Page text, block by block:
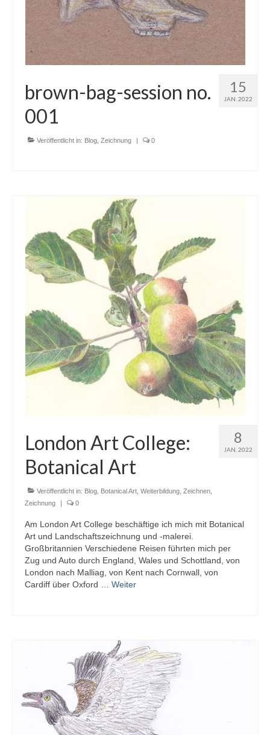
15
JAN. 2022
brown-bag-session no.
001
Veröffentlicht in: Blog Zeichnung | 0
8
JAN. 2022
London Art College:
Botanical Art
Veröffentlicht in: Blog Botanical Art Weiterbildung Zeichnen
Zeichnung
| 0
Am London Art College beschäftige ich mich mit Botanical
Art und Landschaftszeichnung und -malerei.
Großbritannien Verschiedene Reisen führten mich per
Zug und Auto durch England, Wales und Schottland, von
London nach Malliag, von Kent nach Cornwall, von
Cardiff über Oxford … Weiter